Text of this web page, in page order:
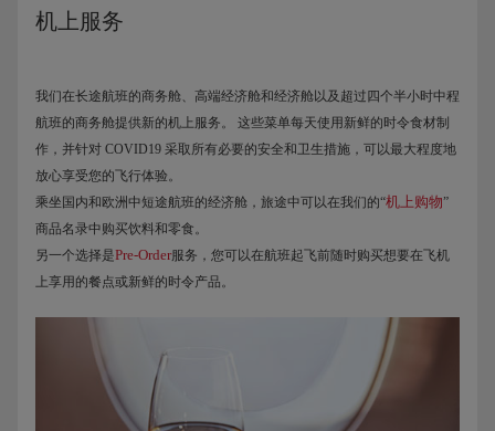
机上服务
我们在长途航班的商务舱、高端经济舱和经济舱以及超过四个半小时中程
航班的商务舱提供新的机上服务。 这些菜单每天使用新鲜的时令食材制
作，并针对 COVID19 采取所有必要的安全和卫生措施，可以最大程度地
放心享受您的飞行体验。
乘坐国内和欧洲中短途航班的经济舱，旅途中可以在我们的“机上购物”
商品名录中购买饮料和零食。
另一个选择是Pre-Order服务，您可以在航班起飞前随时购买想要在飞机
上享用的餐点或新鲜的时令产品。